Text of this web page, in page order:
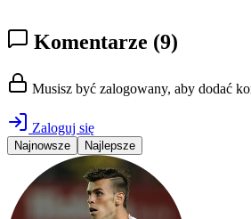
Komentarze (9)
Musisz być zalogowany, aby dodać
Zaloguj się
Najnowsze Najlepsze